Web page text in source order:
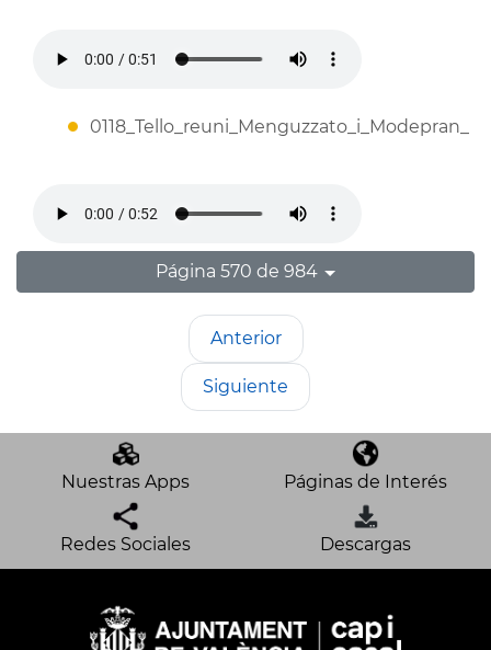
0118_Tello_reuni_Menguzzato_i_Modepran_
Página 570 de 984
Anterior
Siguiente
Nuestras Apps Páginas de Interés
Redes Sociales Descargas